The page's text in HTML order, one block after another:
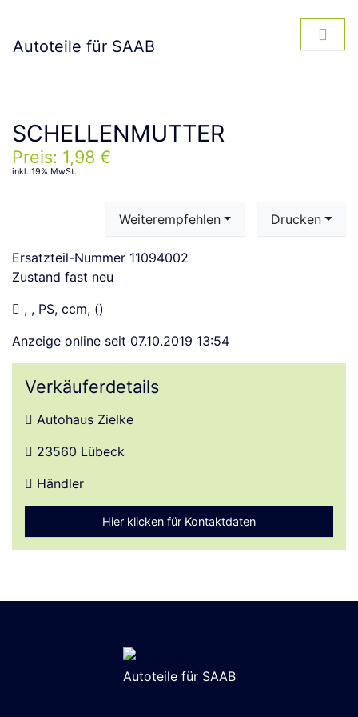
Autoteile für SAAB
SCHELLENMUTTER
Preis: 1,98 €
inkl. 19% MwSt.
Weiterempfehlen Drucken
Ersatzteil-Nummer 11094002
Zustand fast neu
, , PS, ccm, ()
Anzeige online seit 07.10.2019 13:54
Verkäuferdetails
Autohaus Zielke
Ort
23560 Lübeck
Händler
Hier klicken für Kontaktdaten
Autoteile für SAAB